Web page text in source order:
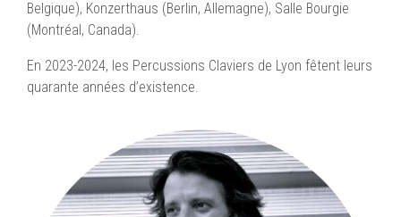
Belgique), Konzerthaus (Berlin, Allemagne), Salle Bourgie
(Montréal, Canada).
En 2023-2024, les Percussions Claviers de Lyon fêtent leurs
quarante années d’existence.